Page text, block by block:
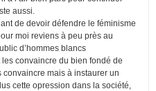
aussi.
de devoir défendre le féminisme
moi reviens à peu près au
d’hommes blancs
convaincre du bien fondé de
mais à instaurer un
cette opression dans la société,